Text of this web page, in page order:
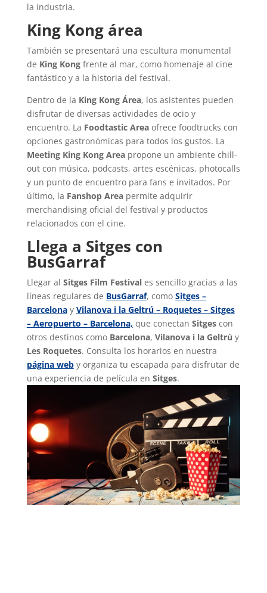
la industria.
King Kong área
También se presentará una escultura monumental
de King Kongfrente al mar, como homenaje al cine
fantástico y a la historia del festival.
Dentro de la King Kong Área, los asistentes pueden
disfrutar de diversas actividades de ocio y
encuentro. La Foodtastic Areaofrece foodtrucks con
opciones gastronómicas para todos los gustos. La
Meeting King Kong Areapropone un ambiente chill-
out con música, podcasts, artes escénicas, photocalls
y un punto de encuentro para fans e invitados. Por
último, la Fanshop Areapermite adquirir
merchandising oficial del festival y productos
relacionados con el cine.
Llega a Sitges con
BusGarraf
Llegar al Sitges Film Festival es sencillo gracias a las
líneas regulares de BusGarraf, como Sitges –
Barcelonay Vilanova i la Geltrú – Roquetes – Sitges
– Aeropuerto – Barcelona, que conectan Sitges con
otros destinos como Barcelona, Vilanova i la Geltrú y
Les Roquetes. Consulta los horarios en nuestra
página web y organiza tu escapada para disfrutar de
una experiencia de película en Sitges.